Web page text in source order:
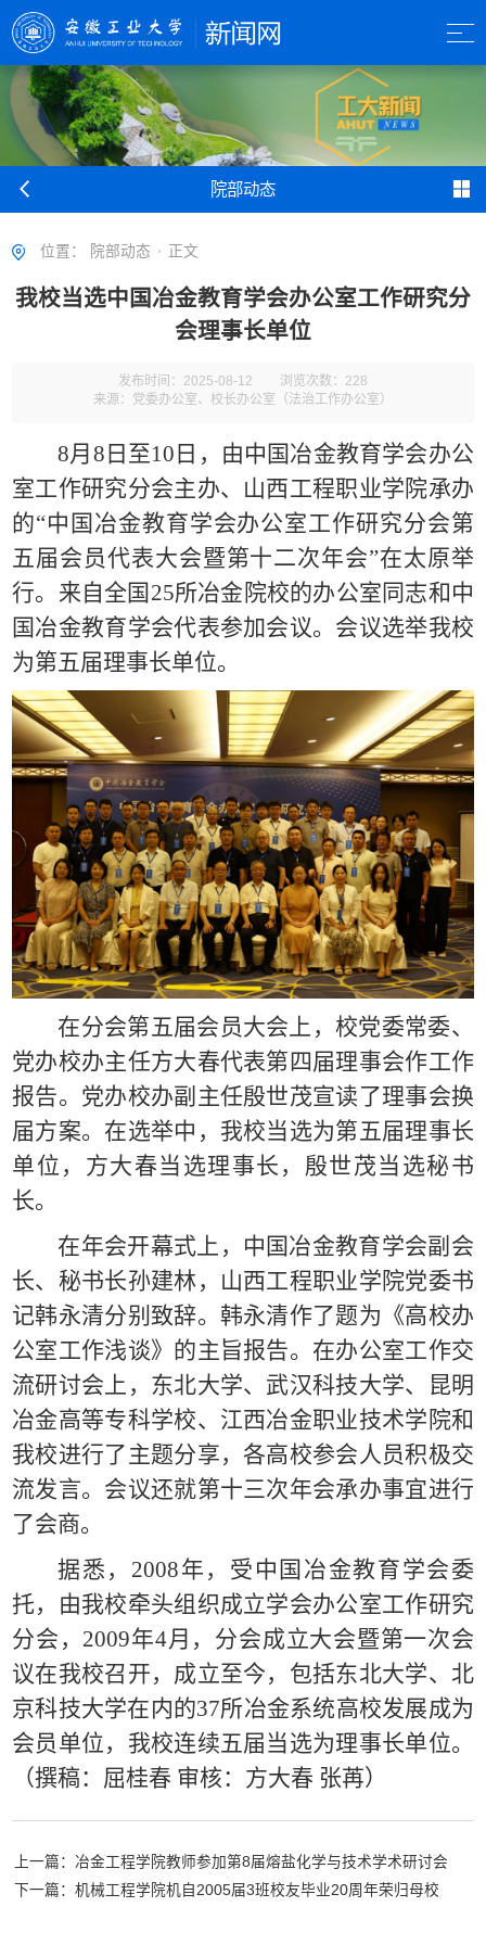
院部动态
位置： 院部动态 正文
我校当选中国冶金教育学会办公室工作研究分
会理事长单位
发布时间：2025-08-12 浏览次数：
228
来源：党委办公室、校长办公室（法治工作办公室）
8月8日至10日，由中国冶金教育学会办公
室工作研究分会主办、山西工程职业学院承办
的“中国冶金教育学会办公室工作研究分会第
五届会员代表大会暨第十二次年会”在太原举
行。来自全国25所冶金院校的办公室同志和中
国冶金教育学会代表参加会议。会议选举我校
为第五届理事长单位。
在分会第五届会员大会上，校党委常委、
党办校办主任方大春代表第四届理事会作工作
报告。党办校办副主任殷世茂宣读了理事会换
届方案。在选举中，我校当选为第五届理事长
单位，方大春当选理事长，殷世茂当选秘书
长。
在年会开幕式上，中国冶金教育学会副会
长、秘书长孙建林，山西工程职业学院党委书
记韩永清分别致辞。韩永清作了题为《高校办
公室工作浅谈》的主旨报告。在办公室工作交
流研讨会上，东北大学、武汉科技大学、昆明
冶金高等专科学校、江西冶金职业技术学院和
我校进行了主题分享，各高校参会人员积极交
流发言。会议还就第十三次年会承办事宜进行
了会商。
据悉，2008年，受中国冶金教育学会委
托，由我校牵头组织成立学会办公室工作研究
分会，2009年4月，分会成立大会暨第一次会
议在我校召开，成立至今，包括东北大学、北
京科技大学在内的37所冶金系统高校发展成为
会员单位，我校连续五届当选为理事长单位。
（撰稿：屈桂春 审核：方大春 张苒）
上一篇：冶金工程学院教师参加第8届熔盐化学与技术学术研讨会
下一篇：机械工程学院机自2005届3班校友毕业20周年荣归母校